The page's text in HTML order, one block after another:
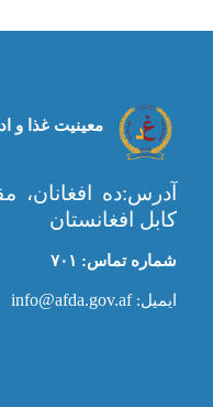
معینیت غذا و
آدرس:ده
کابل افغانستان
شماره تماس: ۷۰۱
ایمیل:info@afda.gov.af